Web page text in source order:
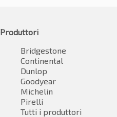
Produttori
Bridgestone
Continental
Dunlop
Goodyear
Michelin
Pirelli
Tutti i produttori